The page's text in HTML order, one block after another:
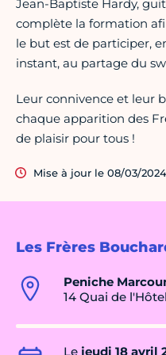
Les Frères
Peniche
14 Quai de
Le jeudi 18 avril
Jean-Baptiste Hardy,
complète la formation
le but est de participer,
instant, au partage du
Leur connivence et leur
chaque apparition des
de plaisir pour tous !
Mise à jour le 08/03/2024